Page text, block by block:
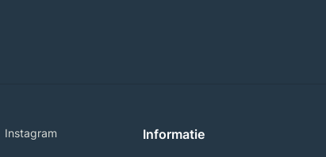
Instagram Informatie